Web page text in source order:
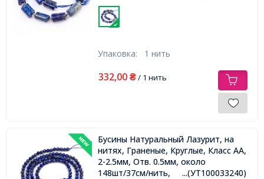
Упаковка: 1 нить
332,00 ₴/ 1 нить
Бусины Натуральный Лазурит, на
нитях, Граненые, Круглые, Класс АА,
2-2.5мм, Отв. 0.5мм, около
148шт/37см/нить,
...(УТ100033240)